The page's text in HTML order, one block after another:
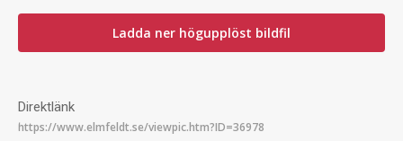
Ladda ner högupplöst bildfil
Direktlänk